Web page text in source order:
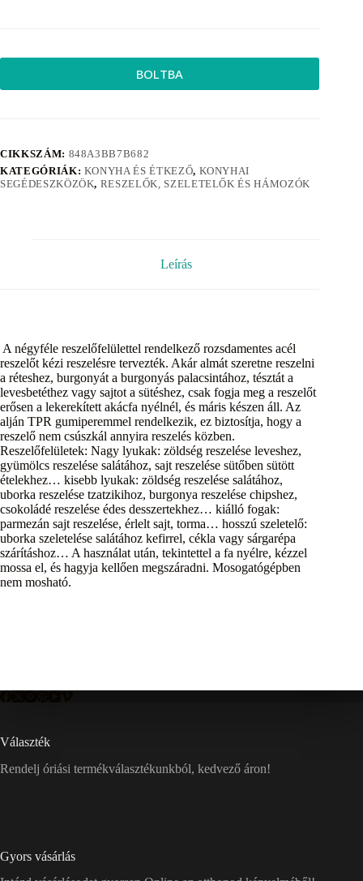
BOLTBA
CIKKSZÁM: 848A3BB7B682
KATEGÓRIÁK: KONYHA ÉS ÉTKEZŐ, KONYHAI
SEGÉDESZKÖZÖK, RESZELŐK, SZELETELŐK ÉS HÁMOZÓK
Leírás
A négyféle reszelőfelülettel rendelkező rozsdamentes acél
reszelőt kézi reszelésre tervezték. Akár almát szeretne reszelni
a réteshez, burgonyát a burgonyás palacsintához, tésztát a
levesbetéthez vagy sajtot a sütéshez, csak fogja meg a reszelőt
erősen a lekerekített akácfa nyélnél, és máris készen áll. Az
alján TPR gumiperemmel rendelkezik, ez biztosítja, hogy a
reszelő nem csúszkál annyira reszelés közben.
Reszelőfelületek: Nagy lyukak: zöldség reszelése leveshez,
gyümölcs reszelése salátához, sajt reszelése sütőben sütött
ételekhez… kisebb lyukak: zöldség reszelése salátához,
uborka reszelése tzatzikihoz, burgonya reszelése chipshez,
csokoládé reszelése édes desszertekhez… kiálló fogak:
parmezán sajt reszelése, érlelt sajt, torma… hosszú szeletelő:
uborka szeletelése salátához kefirrel, cékla vagy sárgarépa
szárításhoz… A használat után, tekintettel a fa nyélre, kézzel
mossa el, és hagyja kellően megszáradni. Mosogatógépben
nem mosható.
Választék
Rendelj óriási termékválasztékunkból, kedvező áron!
Gyors vásárlás